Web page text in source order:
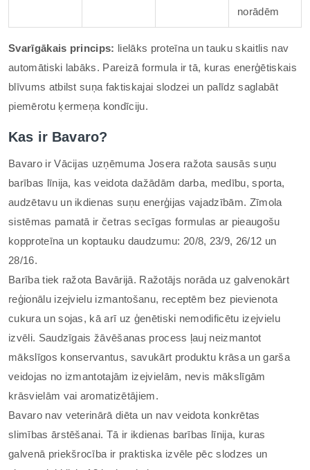
norādēm
Svarīgākais princips: lielāks proteīna un tauku skaitlis nav
automātiski labāks. Pareizā formula ir tā, kuras enerģētiskais
blīvums atbilst suņa faktiskajai slodzei un palīdz saglabāt
piemērotu ķermeņa kondīciju.
Kas ir Bavaro?
Bavaro ir Vācijas uzņēmuma Josera ražota sausās suņu
barības līnija, kas veidota dažādām darba, medību, sporta,
audzētavu un ikdienas suņu enerģijas vajadzībām. Zīmola
sistēmas pamatā ir četras secīgas formulas ar pieaugošu
kopproteīna un koptauku daudzumu: 20/8, 23/9, 26/12 un
28/16.
Barība tiek ražota Bavārijā. Ražotājs norāda uz galvenokārt
reģionālu izejvielu izmantošanu, receptēm bez pievienota
cukura un sojas, kā arī uz ģenētiski nemodificētu izejvielu
izvēli. Saudzīgais žāvēšanas process ļauj neizmantot
mākslīgos konservantus, savukārt produktu krāsa un garša
veidojas no izmantotajām izejvielām, nevis mākslīgām
krāsvielām vai aromatizētājiem.
Bavaro nav veterinārā diēta un nav veidota konkrētas
slimības ārstēšanai. Tā ir ikdienas barības līnija, kuras
galvenā priekšrocība ir praktiska izvēle pēc slodzes un